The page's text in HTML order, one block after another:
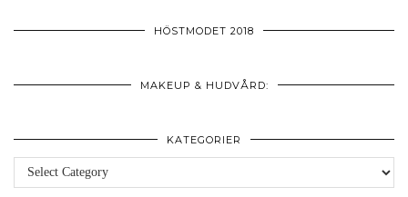
HÖSTMODET 2018
MAKEUP & HUDVÅRD:
KATEGORIER
Kategorier